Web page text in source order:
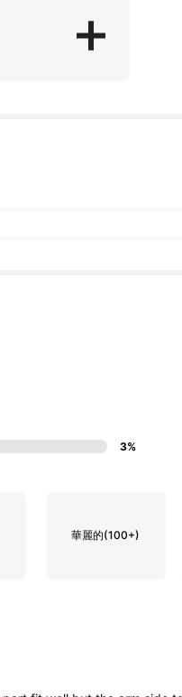
3%
華麗的(100+)